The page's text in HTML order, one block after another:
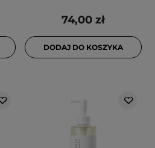
74,00 zł
DODAJ DO KOSZYKA